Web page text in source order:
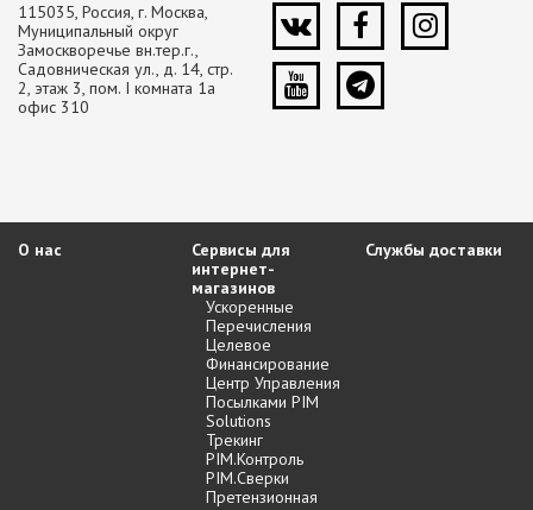
115035, Россия, г. Москва,
Муниципальный округ
Замоскворечье вн.тер.г.,
Садовническая ул., д. 14, стр.
2, этаж 3, пом. I комната 1а
офис 310
О нас
Сервисы для
интернет-
магазинов
Ускоренные
Перечисления
Целевое
Финансирование
Центр Управления
Посылками PIM
Solutions
Трекинг
PIM.Контроль
PIM.Сверки
Претензионная
Службы доставки